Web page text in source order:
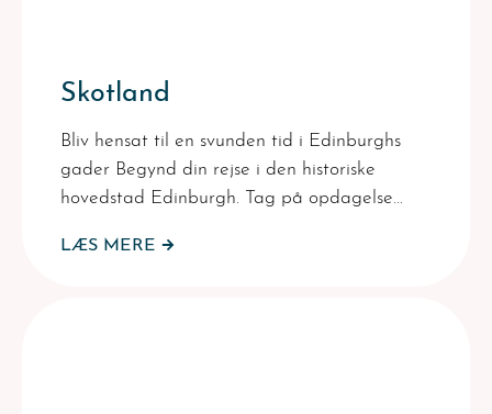
Skotland
Bliv hensat til en svunden tid i Edinburghs
gader Begynd din rejse i den historiske
hovedstad Edinburgh. Tag på opdagelse…
LÆS MERE